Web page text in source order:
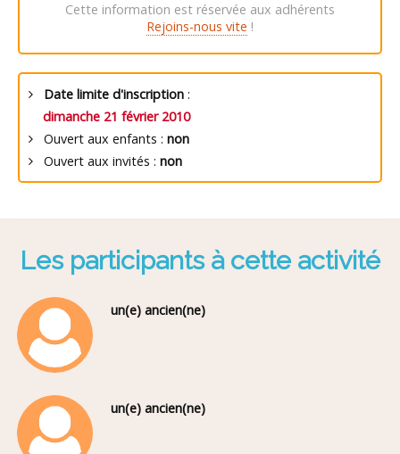
Cette information est réservée aux adhérents
Rejoins-nous vite !
Date limite d'inscription :
dimanche 21 février 2010
Ouvert aux enfants : non
Ouvert aux invités : non
Les participants à cette activité
un(e) ancien(ne)
un(e) ancien(ne)